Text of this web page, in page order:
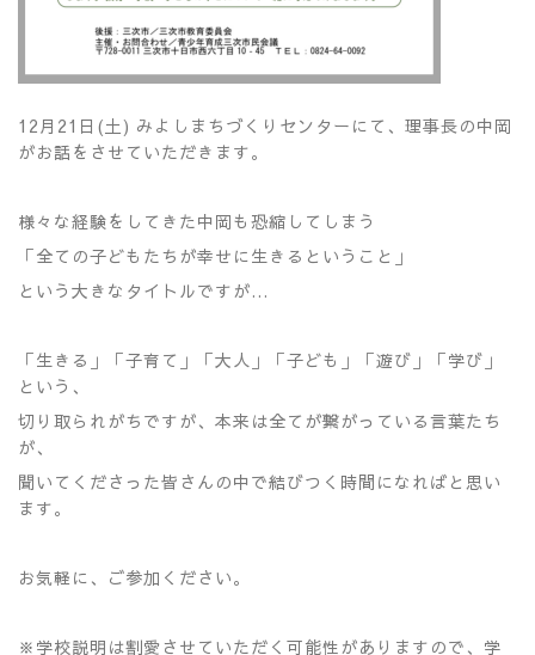
12月21日(土) みよしまちづくりセンターにて、理事長の中岡
がお話をさせていただきます。
様々な経験をしてきた中岡も恐縮してしまう
「全ての子どもたちが幸せに生きるということ」
という大きなタイトルですが…
「生きる」「子育て」「大人」「子ども」「遊び」「学び」
という、
切り取られがちですが、本来は全てが繋がっている言葉たち
が、
聞いてくださった皆さんの中で結びつく時間になればと思い
ます。
お気軽に、ご参加ください。
※学校説明は割愛させていただく可能性がありますので、学